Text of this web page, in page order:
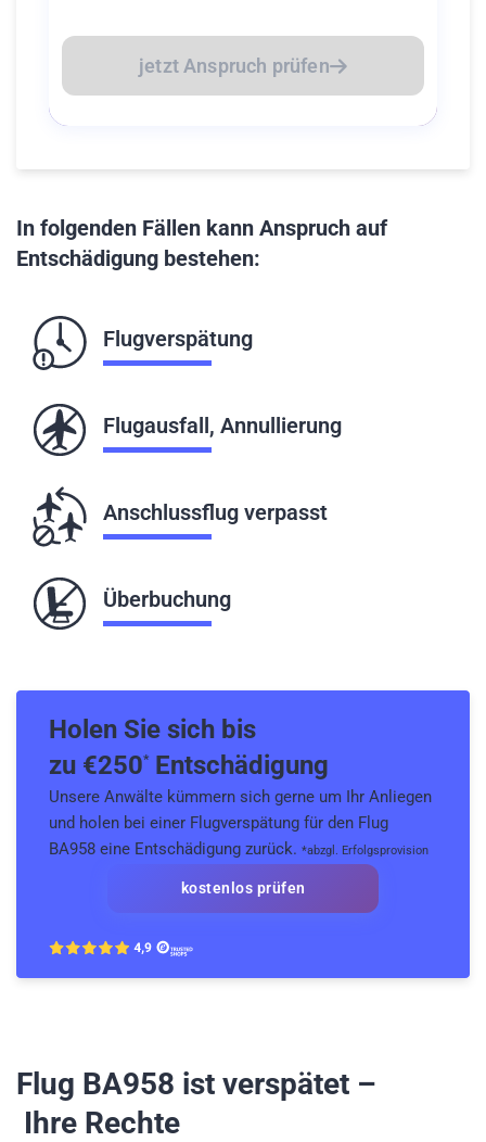
jetzt Anspruch prüfen
In folgenden Fällen kann Anspruch auf
Entschädigung bestehen:
Flugverspätung
Flugausfall, Annullierung
Anschlussflug verpasst
Überbuchung
Holen Sie sich bis
zu €250*Entschädigung
Unsere Anwälte kümmern sich gerne um Ihr Anliegen
und holen bei einer Flugverspätung für den Flug
BA958 eine Entschädigung zurück. *abzgl. Erfolgsprovision
kostenlos prüfen
Flug BA958 ist verspätet –
Ihre Rechte